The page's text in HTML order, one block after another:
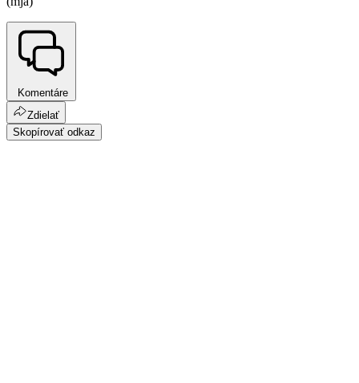
Komentáre
Zdielať
Skopírovať odkaz